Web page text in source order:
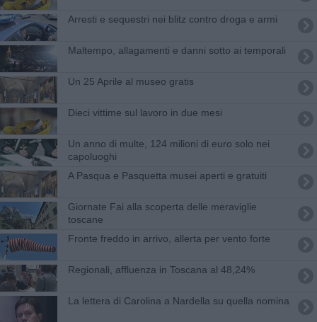
Arresti e sequestri nei blitz contro droga e armi
Maltempo, allagamenti e danni sotto ai temporali
Un 25 Aprile al museo gratis
Dieci vittime sul lavoro in due mesi
Un anno di multe, 124 milioni di euro solo nei
capoluoghi
A Pasqua e Pasquetta musei aperti e gratuiti
Giornate Fai alla scoperta delle meraviglie
toscane
Fronte freddo in arrivo, allerta per vento forte
Regionali, affluenza in Toscana al 48,24%
La lettera di Carolina a Nardella su quella nomina